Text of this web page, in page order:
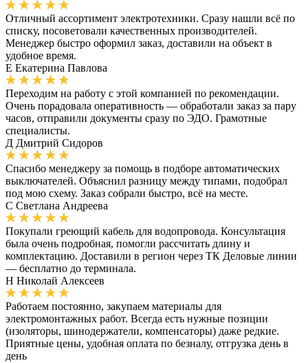
Отличный ассортимент электротехники. Сразу нашли всё по
списку, посоветовали качественных производителей.
Менеджер быстро оформил заказ, доставили на объект в
удобное время.
Е Екатерина Павлова
Переходим на работу с этой компанией по рекомендации.
Очень порадовала оперативность — обработали заказ за пару
часов, отправили документы сразу по ЭДО. Грамотные
специалисты.
Д Дмитрий Сидоров
Спасибо менеджеру за помощь в подборе автоматических
выключателей. Объяснил разницу между типами, подобрал
под мою схему. Заказ собрали быстро, всё на месте.
С Светлана Андреева
Покупали греющий кабель для водопровода. Консультация
была очень подробная, помогли рассчитать длину и
комплектацию. Доставили в регион через ТК Деловые линии
— бесплатно до терминала.
Н Николай Алексеев
Работаем постоянно, закупаем материалы для
электромонтажных работ. Всегда есть нужные позиции
(изоляторы, шинодержатели, компенсаторы) даже редкие.
Приятные цены, удобная оплата по безналу, отгрузка день в
день